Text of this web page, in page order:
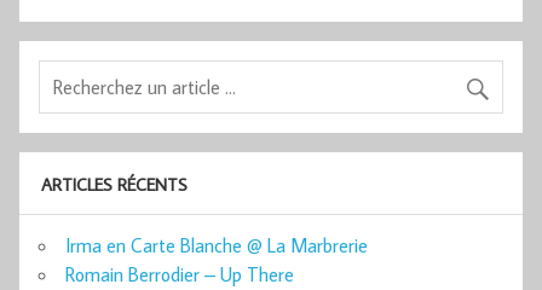
ARTICLES RÉCENTS
Irma en Carte Blanche @ La Marbrerie
Romain Berrodier – Up There